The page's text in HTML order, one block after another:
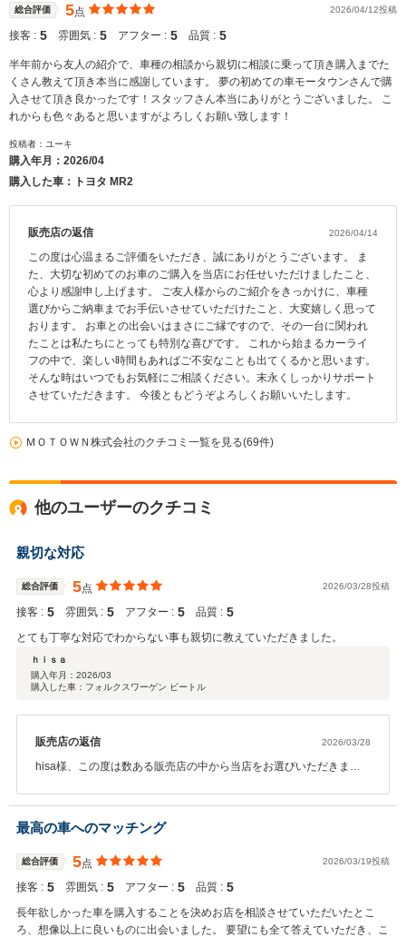
総合評価 5点 2026/04/12投稿
接客 : 5 雰囲気 : 5 アフター : 5 品質 : 5
半年前から友人の紹介で、車種の相談から親切に相談に乗って頂き購入までた
くさん教えて頂き本当に感謝しています。 夢の初めての車モータウンさんで購
入させて頂き良かったです！スタッフさん本当にありがとうございました。 こ
れからも色々あると思いますがよろしくお願い致します！
投稿者：ユーキ
購入年月： 2026/04
購入した車：トヨタ MR2
販売店の返信 2026/04/14
この度は心温まるご評価をいただき、誠にありがとうございます。 ま
た、大切な初めてのお車のご購入を当店にお任せいただけましたこと、
心より感謝申し上げます。 ご友人様からのご紹介をきっかけに、車種
選びからご納車までお手伝いさせていただけたこと、大変嬉しく思って
おります。 お車との出会いはまさにご縁ですので、その一台に関われ
たことは私たちにとっても特別な喜びです。 これから始まるカーライ
フの中で、楽しい時間もあればご不安なことも出てくるかと思います。
そんな時はいつでもお気軽にご相談ください。末永くしっかりサポート
させていただきます。 今後ともどうぞよろしくお願いいたします。
ＭＯＴＯＷＮ株式会社のクチコミ一覧を見る(69件)
他のユーザーのクチコミ
親切な対応
総合評価 5点 2026/03/28投稿
接客 : 5 雰囲気 : 5 アフター : 5 品質 : 5
とても丁寧な対応でわからない事も親切に教えていただきました。
ｈｉｓａ
購入年月： 2026/03
購入した車：フォルクスワーゲン ビートル
販売店の返信 2026/03/28
hisa様、この度は数ある販売店の中から当店をお選びいただきまし
役に立てたようで大変嬉しく思っております。 お車のご購入は大き
なお買い物ですので、安心してご検討いただけるよう、これからも
分かりやすく丁寧なご案内を心がけてまいります。 今後も気になる
ことやご不明な点などがございましたら、どうぞお気軽にご相談く
ださい。 ご購入後もしっかりサポートさせていただきますので、安
心してお任せいただければ幸いです。
最高の車へのマッチング
総合評価 5点 2026/03/19投稿
接客 : 5 雰囲気 : 5 アフター : 5 品質 : 5
長年欲しかった車を購入することを決めお店を相談させていただいたとこ
ろ、想像以上に良いものに出会いました。 要望にも全て答えていただき、こ